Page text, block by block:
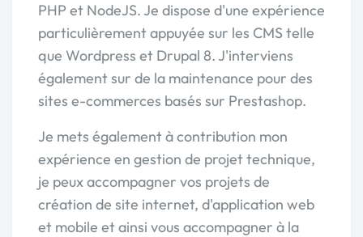
PHP et NodeJS. Je dispose d'une expérience
particulièrement appuyée sur les CMS telle
que Wordpress et Drupal 8. J'interviens
également sur de la maintenance pour des
sites e-commerces basés sur Prestashop.
Je mets également à contribution mon
expérience en gestion de projet technique,
je peux accompagner vos projets de
création de site internet, d'application web
et mobile et ainsi vous accompagner à la